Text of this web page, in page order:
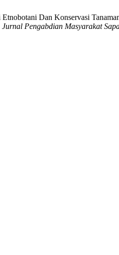
Dan Konservasi
Jurnal Pengabdian Masyarakat